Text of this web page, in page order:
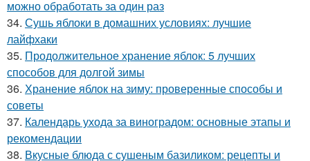
можно обработать за один раз
34. Сушь яблоки в домашних условиях: лучшие
лайфхаки
35. Продолжительное хранение яблок: 5 лучших
способов для долгой зимы
36. Хранение яблок на зиму: проверенные способы и
советы
37. Календарь ухода за виноградом: основные этапы и
рекомендации
38. Вкусные блюда с сушеным базиликом: рецепты и